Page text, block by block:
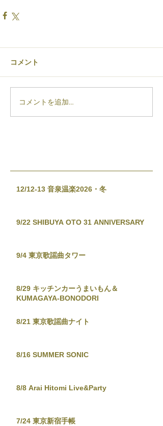
コメント
コメントを追加…
12/12-13 音泉温楽2026・冬
9/22 SHIBUYA OTO 31 ANNIVERSARY
9/4 東京歌謡曲タワー
8/29 キッチンカーうまいもん＆
KUMAGAYA-BONODORI
8/21 東京歌謡曲ナイト
8/16 SUMMER SONIC
8/8 Arai Hitomi Live&Party
7/24 東京新宿手帳